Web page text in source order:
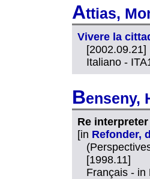
Attias,
Vivere la
[2002.09.21]
Italiano -
Benseny,
Re
[in Refonder,
[1998.11]
Français - in